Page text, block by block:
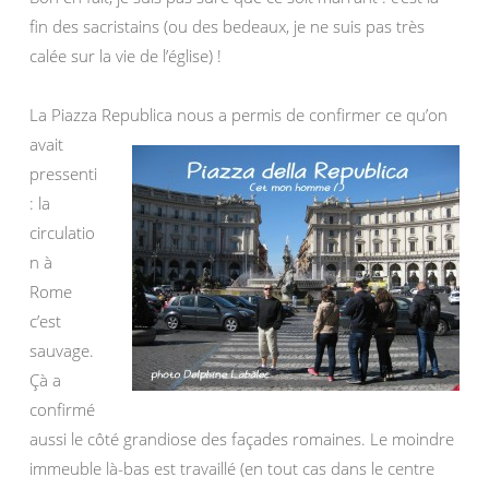
fin des sacristains (ou des bedeaux, je ne suis pas très
calée sur la vie de l’église) !
La Piazza Republica nous a permis de confirmer ce qu’on
avait
pressenti
: la
circulatio
n à
Rome
c’est
sauvage.
Çà a
confirmé
aussi le côté grandiose des façades romaines. Le moindre
immeuble là-bas est travaillé (en tout cas dans le centre